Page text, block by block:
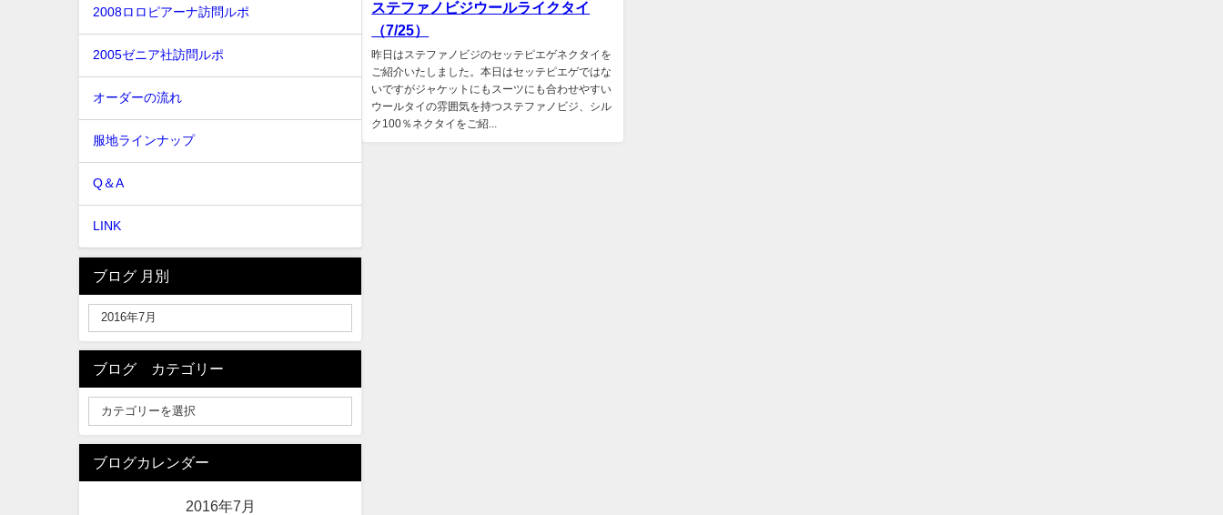
ステファノビジウールライクタイ
（7/25）
昨日はステファノビジのセッテピエゲネクタイを
ご紹介いたしました。本日はセッテピエゲではな
いですがジャケットにもスーツにも合わせやすい
ウールタイの雰囲気を持つステファノビジ、シル
ク100％ネクタイをご紹...
2008ロロピアーナ訪問ルポ
2005ゼニア社訪問ルポ
オーダーの流れ
服地ラインナップ
Q＆A
LINK
ブログ 月別
ブログ カテゴリー
ブログカレンダー
2016年7月